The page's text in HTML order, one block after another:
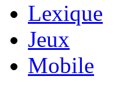
Lexique
Jeux
Mobile